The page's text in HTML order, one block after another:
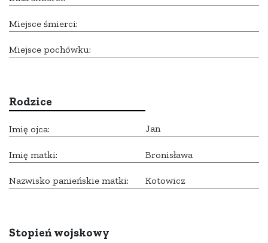
Miejsce śmierci:
Miejsce pochówku:
Rodzice
Imię ojca: Jan
Imię matki: Bronisława
Nazwisko panieńskie matki: Kotowicz
Stopień wojskowy